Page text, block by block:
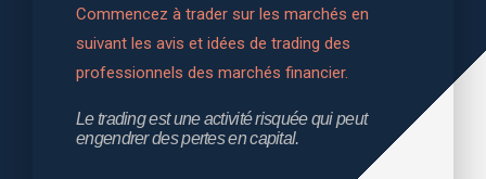
Commencez à trader sur les marchés en
suivant les avis et idées de trading des
professionnels des marchés financier.
Le trading est une activité risquée qui peut
engendrer des pertes en capital.